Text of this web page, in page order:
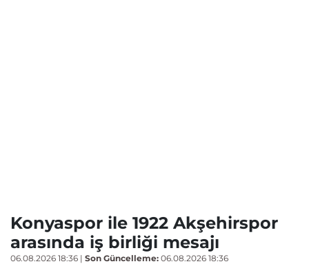
Konyaspor ile 1922 Akşehirspor
arasında iş birliği mesajı
06.08.2026 18:36 | Son Güncelleme: 06.08.2026 18:36